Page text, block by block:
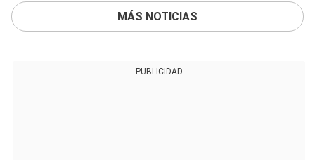
MÁS NOTICIAS
PUBLICIDAD